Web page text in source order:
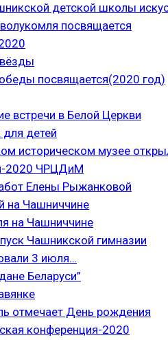
детской школы
посвящается
посвящается(2020 год)
встречи в Белой Церкви
детей
историческом музее
2020 ЧРЦДиМ
Елены Рыжанковой
на Чашниччине
на Чашниччине
Чашникской гимназии
3 июля…
Беларуси”
отмечает День рождения
конференция-2020